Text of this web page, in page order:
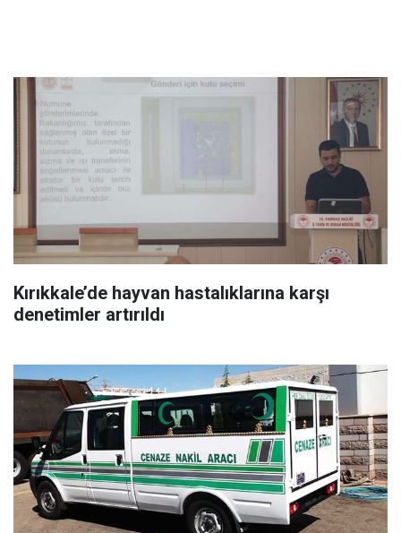
Kırıkkale’de hayvan hastalıklarına karşı
denetimler artırıldı